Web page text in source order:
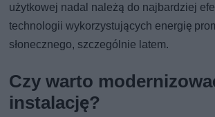
użytkowej nadal należą do najbardziej
technologii wykorzystujących energię
słonecznego, szczególnie latem.
Czy warto
instalację?